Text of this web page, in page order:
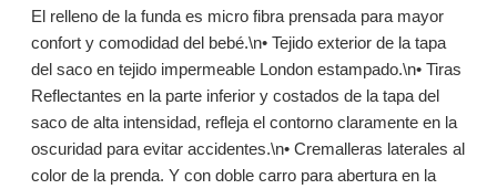
El relleno de la funda es micro fibra prensada para mayor
confort y comodidad del bebé.\n• Tejido exterior de la tapa
del saco en tejido impermeable London estampado.\n• Tiras
Reflectantes en la parte inferior y costados de la tapa del
saco de alta intensidad, refleja el contorno claramente en la
oscuridad para evitar accidentes.\n• Cremalleras laterales al
color de la prenda. Y con doble carro para abertura en la